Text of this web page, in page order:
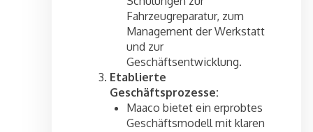
Fahrzeugreparatur, zum
Management der Werkstatt
und zur
Geschäftsentwicklung.
Etablierte
Geschäftsprozesse:
Maaco bietet ein erprobtes
Geschäftsmodell mit klaren